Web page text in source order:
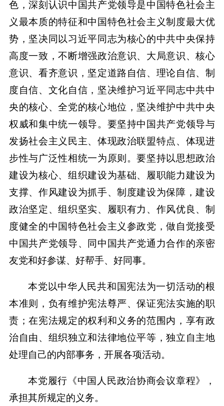
色，深刻认识中国共产党领导是中国特色社会主
义最本质的特征和中国特色社会主义制度最大优
势，坚决同以习近平同志为核心的中共中央保持
高度一致，不断增强政治意识、大局意识、核心
意识、看齐意识，坚定道路自信、理论自信、制
度自信、文化自信，坚决维护习近平同志中共中
央的核心、全党的核心地位，坚决维护中共中央
权威和集中统一领导。要坚持中国共产党领导与
发扬社会主义民主、体现政治联盟特点、体现进
步性与广泛性相统一为原则。要坚持以思想政治
建设为核心、组织建设为基础、履职能力建设为
支撑、作风建设为抓手、制度建设为保障，建设
政治坚定、组织坚实、履职有力、作风优良、制
度健全的中国特色社会主义参政党，做自觉接受
中国共产党领导、同中国共产党通力合作的亲密
友党和好参谋、好帮手、好同事。
本党以中华人民共和国宪法为一切活动的根
本准则，负有维护宪法尊严、保证宪法实施的职
责；在宪法规定的权利和义务的范围内，享有政
治自由、组织独立和法律地位平等，独立自主地
处理自己的内部事务，开展各项活动。
本党履行《中国人民政治协商会议章程》，
承担其所规定的义务。